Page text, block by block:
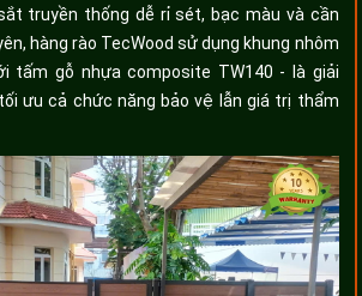
truyền thống dễ rỉ sét, bạc màu và cần
hàng rào TecWood sử dụng khung nhôm
tấm gỗ nhựa composite TW140 - là giải
ưu cả chức năng bảo vệ lẫn giá trị thẩm